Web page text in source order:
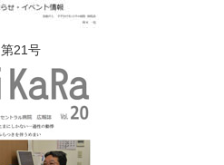
第21号